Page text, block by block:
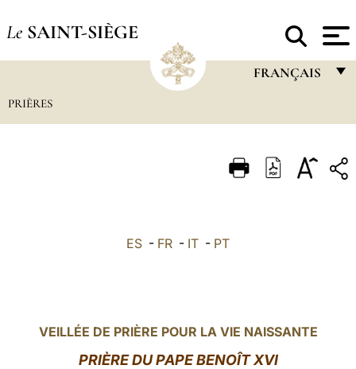
Le SAINT-SIÈGE
FRANÇAIS
ITALIANO
中文
PRIÈRES
ES - FR - IT - PT
VEILLÉE DE PRIÈRE POUR LA VIE NAISSANTE
PRIÈRE DU PAPE BENOÎT XVI